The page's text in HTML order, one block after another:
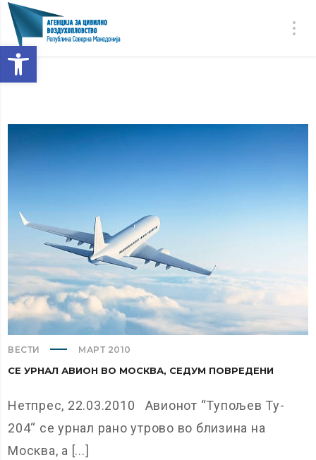
Open toolbar
ВЕСТИ МАРТ 2010
СЕ УРНАЛ АВИОН ВО МОСКВА, СЕДУМ ПОВРЕДЕНИ
Нетпрес, 22.03.2010 Авионот “Тупољев Ту-
204“ се урнал рано утрово во близина на
Москва, а [...]